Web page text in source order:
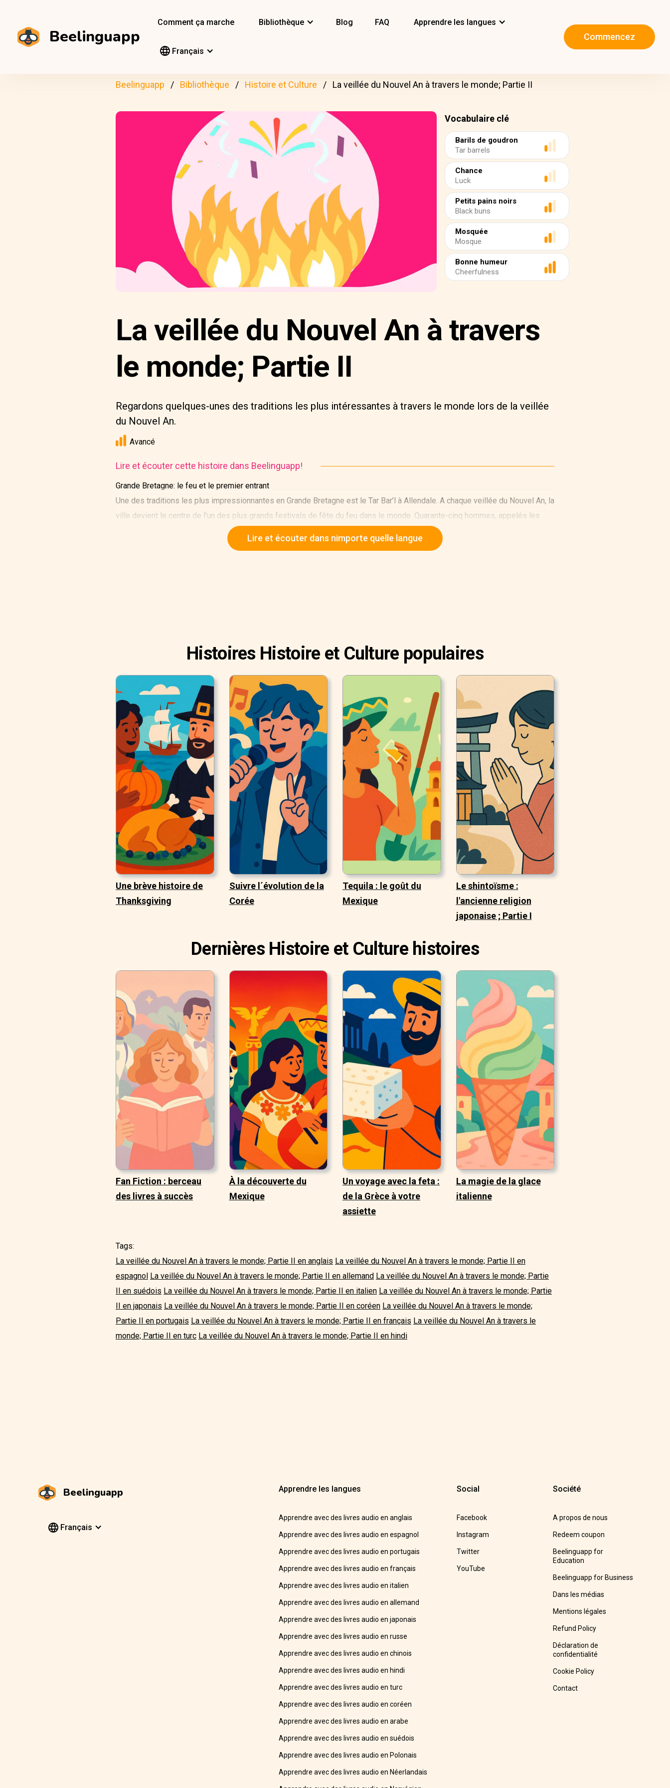
Beelinguapp
Comment ça marche Bibliothèque Blog FAQ Apprendre les langues
Français
Commencez
Beelinguapp Bibliothèque Histoire et Culture La veillée du Nouvel An à travers le monde; Partie II
Vocabulaire clé
Barils de goudron
Tar barrels
Chance
Luck
Petits pains noirs
Black buns
Mosquée
Mosque
Bonne humeur
Cheerfulness
La veillée du Nouvel An à travers
le monde; Partie II
Regardons quelques-unes des traditions les plus intéressantes à travers le monde lors de la veillée
du Nouvel An.
Avancé
Lire et écouter cette histoire dans Beelinguapp!
Grande Bretagne: le feu et le premier entrant
Une des traditions les plus impressionnantes en Grande Bretagne est le Tar Bar’l à Allendale. A chaque veillée du Nouvel An, la
ville devient le centre de l’un des plus grands festivals de fête du feu dans le monde. Quarante-cinq hommes, appelés les
guisers, portent des barils de goudron enflammé sur leurs têtes à travers les rues de la ville.
Lire et écouter dans nimporte quelle langue
Histoires Histoire et Culture populaires
Une brève histoire de
Thanksgiving
Suivre l´évolution de la
Corée
Tequila : le goût du
Mexique
Le shintoïsme :
l'ancienne religion
japonaise ; Partie I
Dernières Histoire et Culture histoires
Fan Fiction : berceau
des livres à succès
À la découverte du
Mexique
Un voyage avec la feta :
de la Grèce à votre
assiette
La magie de la glace
italienne
Tags:
La veillée du Nouvel An à travers le monde; Partie II en anglais La veillée du Nouvel An à travers le monde; Partie II en
espagnol La veillée du Nouvel An à travers le monde; Partie II en allemand La veillée du Nouvel An à travers le monde; Partie
II en suédois La veillée du Nouvel An à travers le monde; Partie II en italien La veillée du Nouvel An à travers le monde; Partie
II en japonais La veillée du Nouvel An à travers le monde; Partie II en coréen La veillée du Nouvel An à travers le monde;
Partie II en portugais La veillée du Nouvel An à travers le monde; Partie II en français La veillée du Nouvel An à travers le
monde; Partie II en turc La veillée du Nouvel An à travers le monde; Partie II en hindi
Beelinguapp
Français
Apprendre les langues
Apprendre avec des livres audio en anglais
Apprendre avec des livres audio en espagnol
Apprendre avec des livres audio en portugais
Apprendre avec des livres audio en français
Apprendre avec des livres audio en italien
Apprendre avec des livres audio en allemand
Apprendre avec des livres audio en japonais
Apprendre avec des livres audio en russe
Apprendre avec des livres audio en chinois
Apprendre avec des livres audio en hindi
Apprendre avec des livres audio en turc
Apprendre avec des livres audio en coréen
Apprendre avec des livres audio en arabe
Apprendre avec des livres audio en suédois
Apprendre avec des livres audio en Polonais
Apprendre avec des livres audio en Néerlandais
Social
Facebook
Instagram
Twitter
YouTube
Société
A propos de nous
Redeem coupon
Beelinguapp for
Education
Beelinguapp for Business
Dans les médias
Mentions légales
Refund Policy
Déclaration de
confidentialité
Cookie Policy
Contact